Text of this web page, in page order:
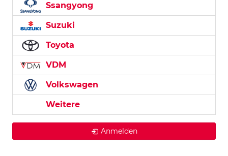
Ssangyong
Suzuki
Toyota
VDM
Volkswagen
Weitere
Anmelden